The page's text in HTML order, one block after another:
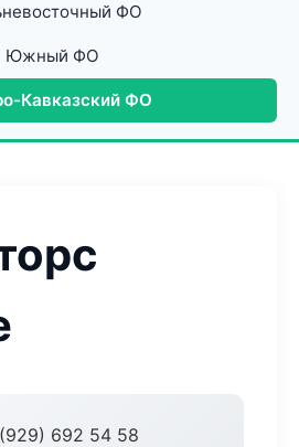
ФО
Южный ФО
Кавказский ФО
692 54 58